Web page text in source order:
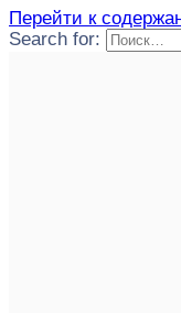
Перейти к
Search for: